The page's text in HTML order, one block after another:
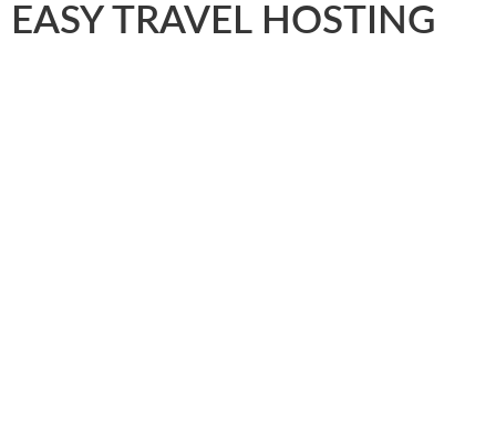
EASY TRAVEL HOSTING